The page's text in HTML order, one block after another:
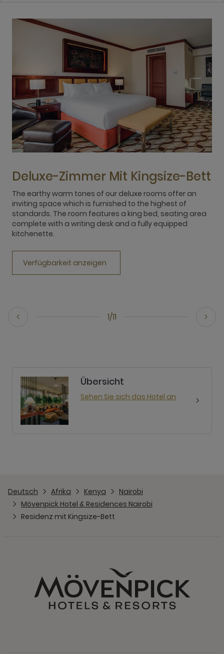
1/11
Deluxe-Zimmer Mit Kingsize-Bett
The earthy warm tones of our deluxe rooms offer an
inviting space which is furnished to the highest of
standards. The room features a king bed, seating area
complete with a writing desk and a fully equipped
kitchenette.
Verfügbarkeit anzeigen
Übersicht
Sehen Sie sich das Hotel an
Deutsch Afrika Kenya
Nairobi
Mövenpick Hotel & Residences Nairobi
Residenz mit Kingsize-Bett